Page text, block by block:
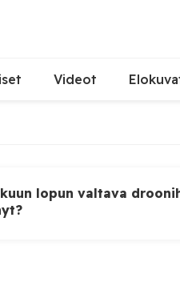
Videot
lopun valtava